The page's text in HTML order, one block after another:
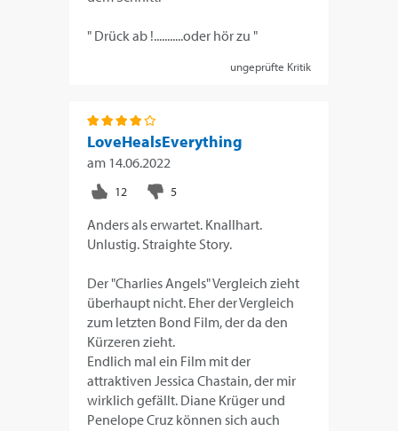
" Drück ab !...........oder hör zu "
ungeprüfte Kritik
LoveHealsEverything
am 14.06.2022
Anders als erwartet. Knallhart.
Unlustig. Straighte Story.
Der "Charlies Angels" Vergleich zieht
überhaupt nicht. Eher der Vergleich
zum letzten Bond Film, der da den
Kürzeren zieht.
Endlich mal ein Film mit der
attraktiven Jessica Chastain, der mir
wirklich gefällt. Diane Krüger und
Penelope Cruz können sich auch